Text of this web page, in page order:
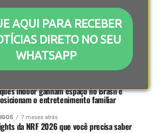
AQUI PARA RECEBER
DIRETO NO SEU
WHATSAPP
básica registra queda no segundo semestre
de cartões deve ultrapassar R$ 5 trilhões
transações em 2026, aponta Abecs
indoor ganham espaço no Brasil e
o entretenimento familiar
7 meses atrás
da NRF 2026 que você precisa saber